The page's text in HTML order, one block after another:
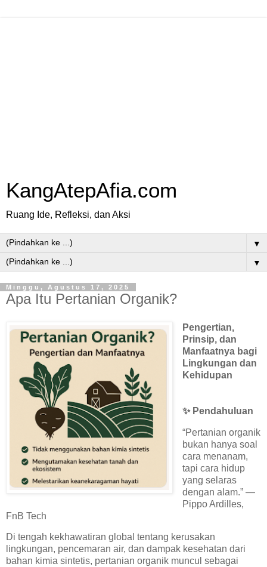
KangAtepAfia.com
Ruang Ide, Refleksi, dan Aksi
▼
▼
Minggu, Agustus 17, 2025
Apa Itu Pertanian Organik?
Pengertian,
Prinsip, dan
Manfaatnya bagi
Lingkungan dan
Kehidupan
✨ Pendahuluan
“Pertanian organik
bukan hanya soal
cara menanam,
tapi cara hidup
yang selaras
dengan alam.” —
Pippo Ardilles,
FnB Tech
Di tengah kekhawatiran global tentang kerusakan
lingkungan, pencemaran air, dan dampak kesehatan dari
bahan kimia sintetis, pertanian organik muncul sebagai